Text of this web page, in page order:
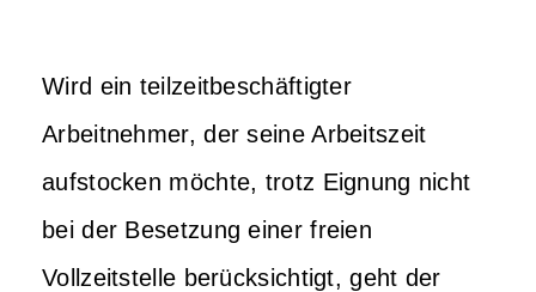
Wird ein teilzeitbeschäftigter
Arbeitnehmer, der seine Arbeitszeit
aufstocken möchte, trotz Eignung nicht
bei der Besetzung einer freien
Vollzeitstelle berücksichtigt, geht der